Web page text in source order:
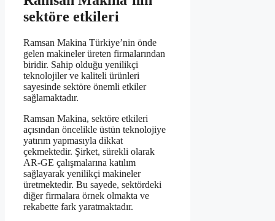
sektöre etkileri
Ramsan Makina Türkiye’nin önde
gelen makineler üreten firmalarından
biridir. Sahip olduğu yenilikçi
teknolojiler ve kaliteli ürünleri
sayesinde sektöre önemli etkiler
sağlamaktadır.
Ramsan Makina, sektöre etkileri
açısından öncelikle üstün teknolojiye
yatırım yapmasıyla dikkat
çekmektedir. Şirket, sürekli olarak
AR-GE çalışmalarına katılım
sağlayarak yenilikçi makineler
üretmektedir. Bu sayede, sektördeki
diğer firmalara örnek olmakta ve
rekabette fark yaratmaktadır.